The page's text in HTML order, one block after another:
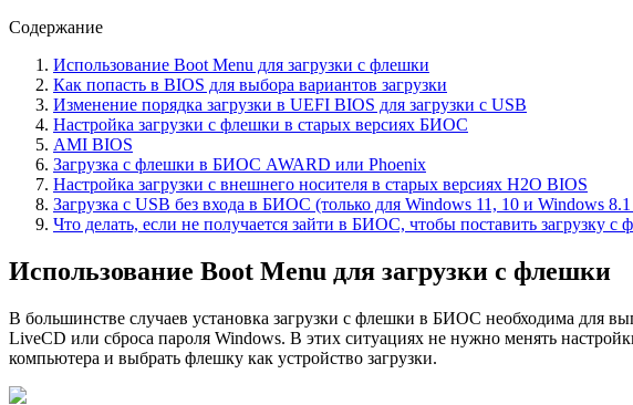
Содержание
Использование Boot Menu для загрузки с флешки
Как попасть в BIOS для выбора вариантов загрузки
Изменение порядка загрузки в UEFI BIOS для загрузки с USB
Настройка загрузки с флешки в старых версиях БИОС
AMI BIOS
Загрузка с флешки в БИОС AWARD или Phoenix
Настройка загрузки с внешнего носителя в старых версиях H2O BIOS
Загрузка с USB без входа в БИОС (только для Windows 11, 10 и Windows
Что делать, если не получается зайти в БИОС, чтобы поставить загрузку с
Использование Boot Menu для загрузки с флешки
В большинстве случаев установка загрузки с флешки в БИОС необходима для
LiveCD или сброса пароля Windows. В этих ситуациях не нужно менять
компьютера и выбрать флешку как устройство загрузки.